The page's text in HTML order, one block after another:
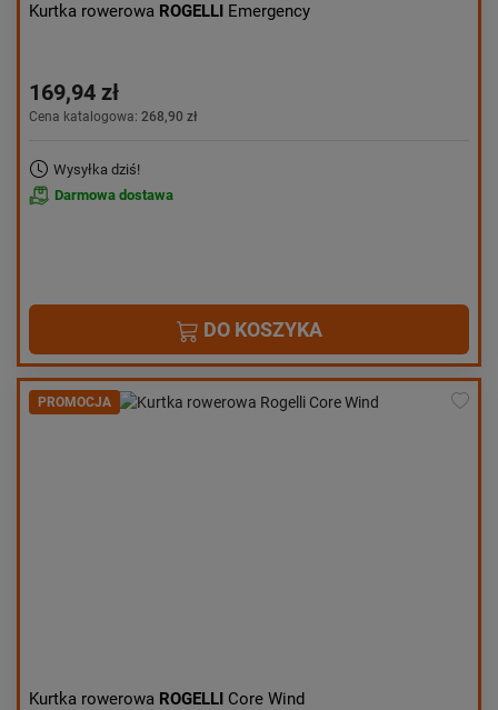
Kurtka rowerowa ROGELLI Emergency
169,94 zł
Cena katalogowa: 268,90 zł
Wysyłka dziś!
Darmowa dostawa
DO KOSZYKA
PROMOCJA
Kurtka rowerowa ROGELLI Core Wind